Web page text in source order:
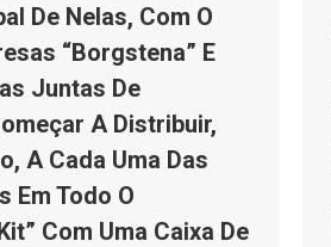
De Nelas, Com O
“Borgstena” E
Juntas De
A Distribuir,
A Cada Uma Das
Em Todo O
Com Uma Caixa De